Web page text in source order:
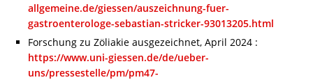
allgemeine.de/giessen/auszeichnung-fuer-
gastroenterologe-sebastian-stricker-93013205.html
Forschung zu Zöliakie ausgezeichnet, April 2024 :
https://www.uni-giessen.de/de/ueber-
uns/pressestelle/pm/pm47-